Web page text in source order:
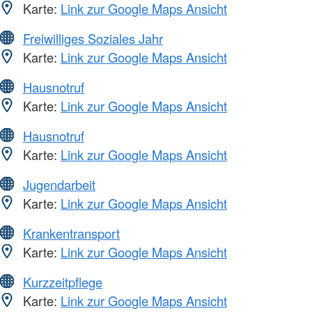
Karte: Link zur Google Maps Ansicht
Freiwilliges Soziales Jahr
Karte: Link zur Google Maps Ansicht
Hausnotruf
Karte: Link zur Google Maps Ansicht
Hausnotruf
Karte: Link zur Google Maps Ansicht
Jugendarbeit
Karte: Link zur Google Maps Ansicht
Krankentransport
Karte: Link zur Google Maps Ansicht
Kurzzeitpflege
Karte: Link zur Google Maps Ansicht